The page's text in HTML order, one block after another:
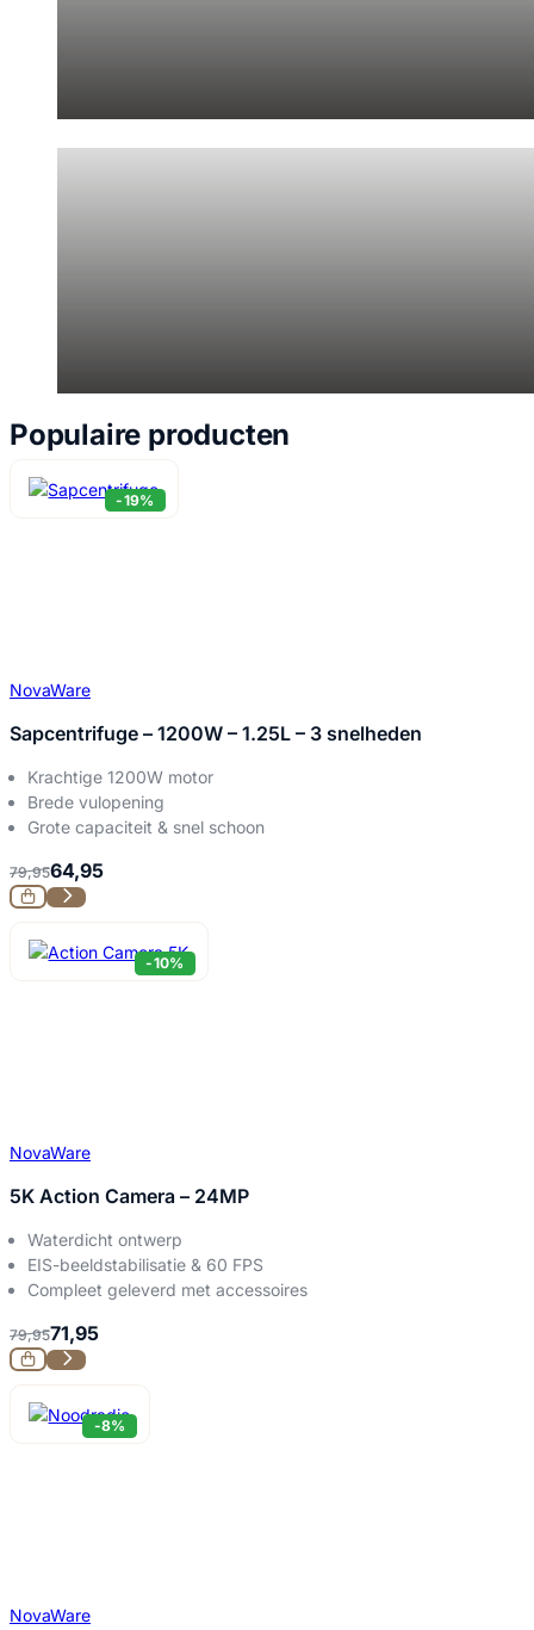
Populaire producten
-19%
NovaWare
Sapcentrifuge – 1200W – 1.25L – 3 snelheden
Krachtige 1200W motor
Brede vulopening
Grote capaciteit & snel schoon
79,9564,95
-10%
NovaWare
5K Action Camera – 24MP
Waterdicht ontwerp
EIS-beeldstabilisatie & 60 FPS
Compleet geleverd met accessoires
79,9571,95
-8%
NovaWare